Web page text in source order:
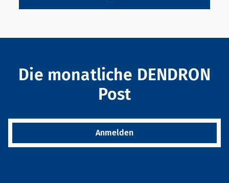
Die monatliche DENDRON
Post
Anmelden